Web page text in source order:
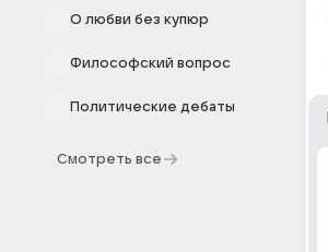
О любви без купюр
Философский вопрос
Политические дебаты
Смотреть все